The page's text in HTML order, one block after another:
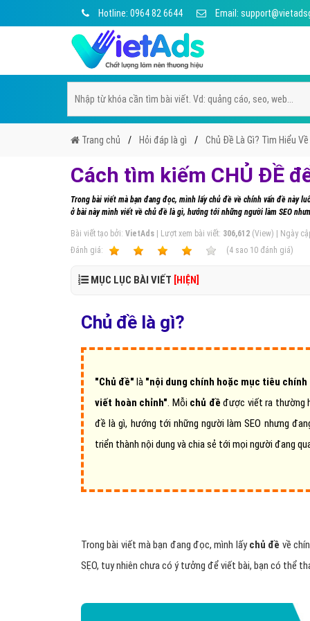
Hotline: 0964 82 6644 Email:
Trang chủ Hỏi đáp là gì Chủ Đề Là Gì? Tìm Hiểu
Cách tìm kiếm CHỦ ĐỀ
Trong bài viết mà bạn đang đọc, mình lấy chủ đề về chính vấn đề này
ở bài này mình viết về chủ đề là gì, hướng tới những người làm SEO
Bài viết tạo bởi: VietAds | Lượt xem bài viết: 306,612 (View) | Ngày
Ðánh giá:
(4 sao 10 đánh giá)
MỤC LỤC BÀI VIẾT [HIỆN]
Chủ đề là gì?
"Chủ đề"là "nội dung chính hoặc mục tiêu
viết hoàn chỉnh". Mỗi chủ đề được viết ra thường
đề là gì, hướng tới những người làm SEO nhưng
triển thành nội dung và chia sẻ tới mọi người đang
Trong bài viết mà bạn đang đọc, mình lấychủ đề về
SẸO, tuy nhiên chưa có ý tưởng để viết bài, bạn có thể